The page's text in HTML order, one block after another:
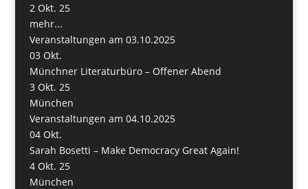
2 Okt. 25
mehr...
Veranstaltungen am 03.10.2025
03 Okt.
Münchner Literaturbüro – Offener Abend
3 Okt. 25
München
Veranstaltungen am 04.10.2025
04 Okt.
Sarah Bosetti – Make Democracy Great Again!
4 Okt. 25
München